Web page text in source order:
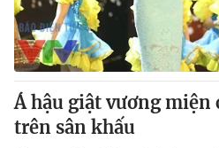
Á hậu giật vương miện
trên sân khấu